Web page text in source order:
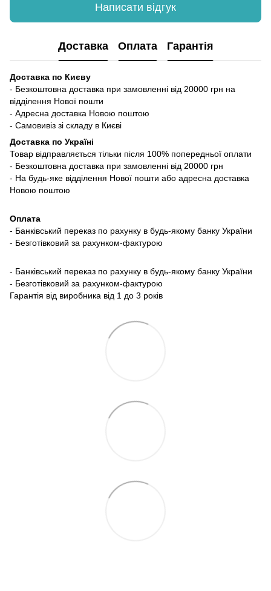
Написати відгук
Доставка Оплата Гарантія
Доставка по Києву
- Безкоштовна доставка при замовленні від 20000 грн на
відділення Нової пошти
- Адресна доставка Новою поштою
- Самовивіз зі складу в Києві
Доставка по Україні
Товар відправляється тільки після 100% попередньої оплати
- Безкоштовна доставка при замовленні від 20000 грн
- На будь-яке відділення Нової пошти або адресна доставка
Новою поштою
Оплата
- Банківський переказ по рахунку в будь-якому банку України
- Безготівковий за рахунком-фактурою
- Банківський переказ по рахунку в будь-якому банку України
- Безготівковий за рахунком-фактурою
Гарантія від виробника від 1 до 3 років